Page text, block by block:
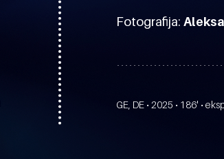
Fotografija:
GE, DE • 2025 • 186' •